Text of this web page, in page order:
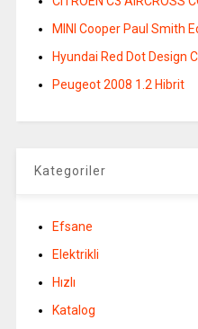
MINI Cooper Paul Smith
Hyundai Red Dot Design
Peugeot 2008 1.2 Hibrit
Kategoriler
Efsane
Elektrikli
Hızlı
Katalog